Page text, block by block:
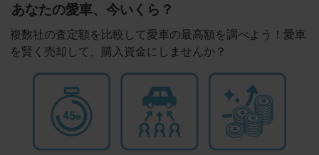
あなたの愛車、今いくら？
複数社の査定額を比較して愛車の最高額を調べよう！愛車
を賢く売却して、購入資金にしませんか？